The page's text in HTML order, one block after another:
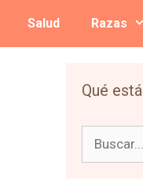
Salud Razas
Qué